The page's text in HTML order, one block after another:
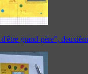
grand-père",